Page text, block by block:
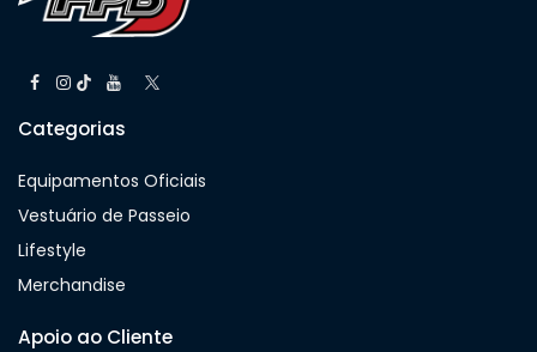
Categorias
Equipamentos Oficiais
Vestuário de Passeio
Lifestyle
Merchandise
Apoio ao Cliente